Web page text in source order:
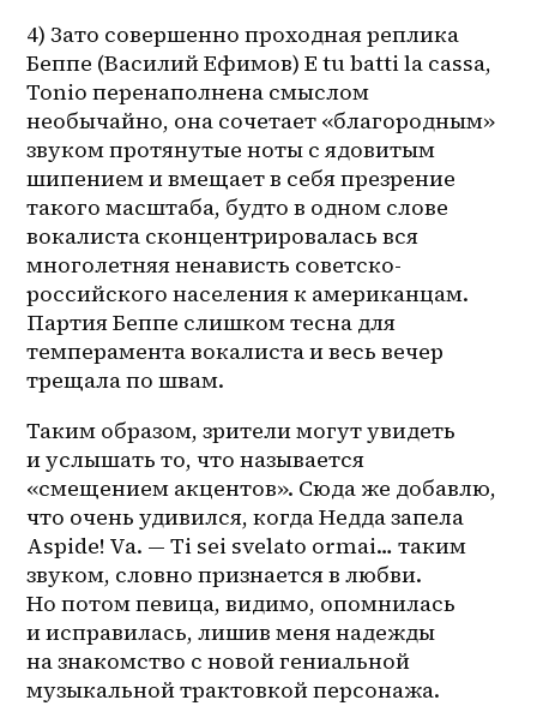
4) Зато совершенно проходная реплика
Беппе (Василий Ефимов) E tu batti la cassa,
Tonio перенаполнена смыслом
необычайно, она сочетает «благородным»
звуком протянутые ноты с ядовитым
шипением и вмещает в себя презрение
такого масштаба, будто в одном слове
вокалиста сконцентрировалась вся
многолетняя ненависть советско-
российского населения к американцам.
Партия Беппе слишком тесна для
темперамента вокалиста и весь вечер
трещала по швам.
Таким образом, зрители могут увидеть
и услышать то, что называется
«смещением акцентов». Сюда же добавлю,
что очень удивился, когда Недда запела
Aspide! Va. — Ti sei svelato ormai… таким
звуком, словно признается в любви.
Но потом певица, видимо, опомнилась
и исправилась, лишив меня надежды
на знакомство с новой гениальной
музыкальной трактовкой персонажа.